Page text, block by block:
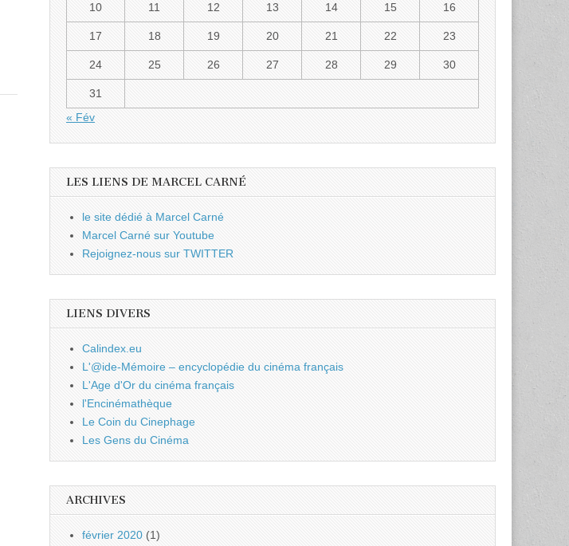
10 11 12 13 14 15 16
17 18 19 20 21 22 23
24 25 26 27 28 29 30
31
« Fév
LES LIENS DE MARCEL CARNÉ
le site dédié à Marcel Carné
Marcel Carné sur Youtube
Rejoignez-nous sur TWITTER
LIENS DIVERS
Calindex.eu
L'@ide-Mémoire – encyclopédie du cinéma français
L'Age d'Or du cinéma français
l'Encinémathèque
Le Coin du Cinephage
Les Gens du Cinéma
ARCHIVES
février 2020 (1)